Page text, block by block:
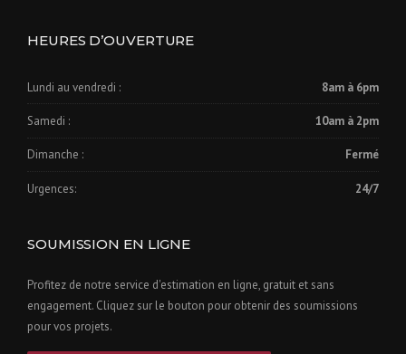
HEURES D’OUVERTURE
Lundi au vendredi : 8am à 6pm
Samedi : 10am à 2pm
Dimanche : Fermé
Urgences: 24/7
SOUMISSION EN LIGNE
Profitez de notre service d'estimation en ligne, gratuit et sans
engagement. Cliquez sur le bouton pour obtenir des soumissions
pour vos projets.